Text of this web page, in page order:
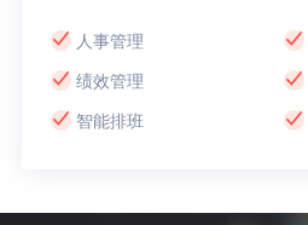
人事管理
绩效管理
智能排班